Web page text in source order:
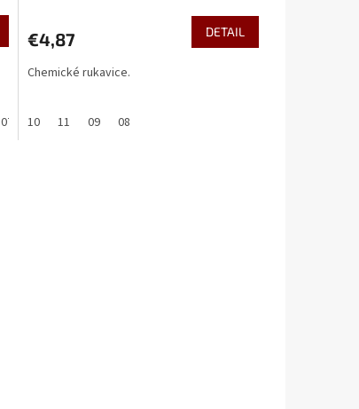
07-SPE 09 08 07
€4,87 DETAIL
Chemické rukavice.
10 11 09 08